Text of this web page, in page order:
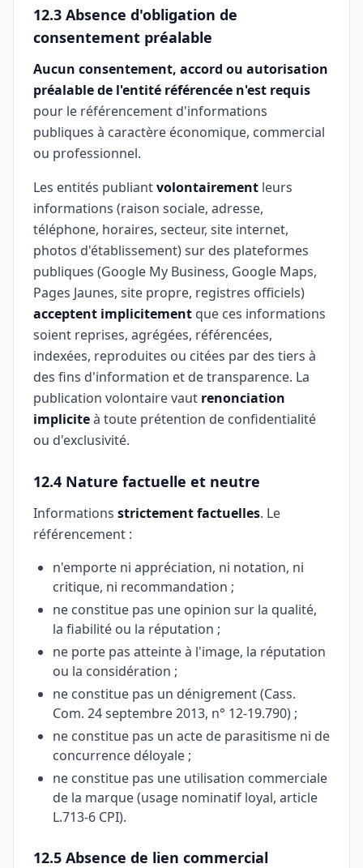
12.3 Absence d'obligation de
consentement préalable
Aucun consentement, accord ou autorisation
préalable de l'entité référencée n'est requis
pour le référencement d'informations
publiques à caractère économique, commercial
ou professionnel.
Les entités publiantvolontairement leurs
informations (raison sociale, adresse,
téléphone, horaires, secteur, site internet,
photos d'établissement) sur des plateformes
publiques (Google My Business, Google Maps,
Pages Jaunes, site propre, registres officiels)
acceptent implicitement que ces informations
soient reprises, agrégées, référencées,
indexées, reproduites ou citées par des tiers à
des fins d'information et de transparence. La
publication volontaire vaut renonciation
impliciteà toute prétention de confidentialité
ou d'exclusivité.
12.4 Nature factuelle et neutre
Informations strictement factuelles. Le
référencement :
n'emporte ni appréciation, ni notation, ni
critique, ni recommandation ;
ne constitue pas une opinion sur la qualité,
la fiabilité ou la réputation ;
ne porte pas atteinte à l'image, la réputation
ou la considération ;
ne constitue pas un dénigrement (Cass.
Com. 24 septembre 2013, n° 12-19.790) ;
ne constitue pas un acte de parasitisme ni de
concurrence déloyale ;
ne constitue pas une utilisation commerciale
de la marque (usage nominatif loyal, article
L.713-6 CPI).
12.5 Absence de lien commercial